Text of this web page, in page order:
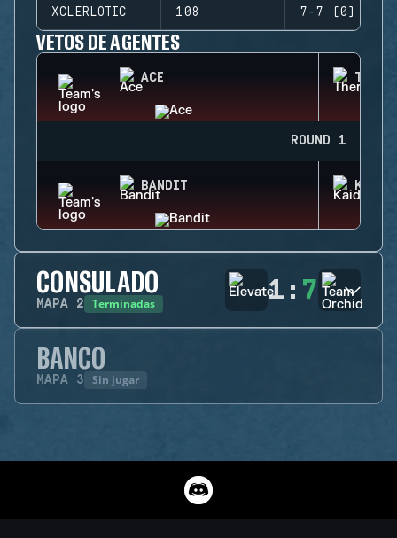
XCLERLOTIC 108 7-7 (0)
VETOS DE AGENTES
ACE
ROUND 1
BANDIT KAID
CONSULADO
MAPA 2 Terminadas 1 : 7
BANCO
MAPA 3 Sin jugar